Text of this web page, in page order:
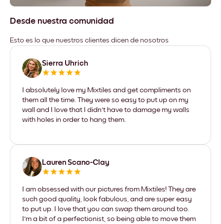
Desde nuestra comunidad
Esto es lo que nuestros clientes dicen de nosotros
Sierra Uhrich
I absolutely love my Mixtiles and get compliments on
them all the time. They were so easy to put up on my
wall and I love that I didn't have to damage my walls
with holes in order to hang them.
Lauren Scano-Clay
I am obsessed with our pictures from Mixtiles! They are
such good quality, look fabulous, and are super easy
to put up. I love that you can swap them around too.
I'm a bit of a perfectionist, so being able to move them